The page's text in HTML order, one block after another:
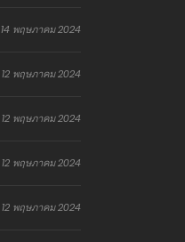
14 พฤษภาคม 2024
12 พฤษภาคม 2024
12 พฤษภาคม 2024
12 พฤษภาคม 2024
12 พฤษภาคม 2024